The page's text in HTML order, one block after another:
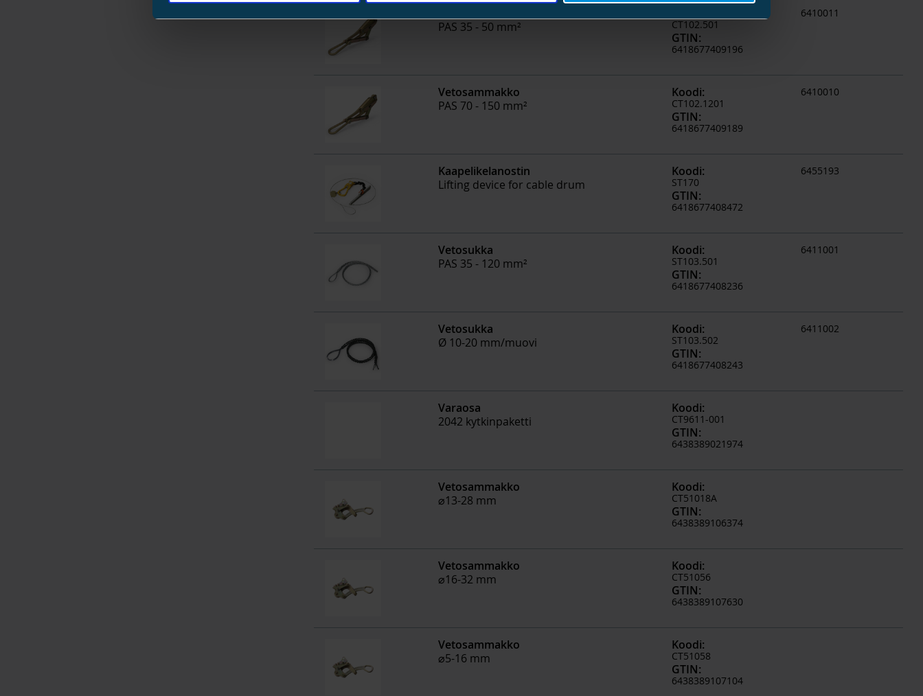
PAS 35 - 50 mm²
CT102.501
GTIN:
6418677409196
6410011
Vetosammakko
PAS 70 - 150 mm²
Koodi:
CT102.1201
GTIN:
6418677409189
6410010
Kaapelikelanostin
Lifting device for cable drum
Koodi:
ST170
GTIN:
6418677408472
6455193
Vetosukka
PAS 35 - 120 mm²
Koodi:
ST103.501
GTIN:
6418677408236
6411001
Vetosukka
Ø 10-20 mm/muovi
Koodi:
ST103.502
GTIN:
6418677408243
6411002
Varaosa
2042 kytkinpaketti
Koodi:
CT9611-001
GTIN:
6438389021974
Vetosammakko
⌀13-28 mm
Koodi:
CT51018A
GTIN:
6438389106374
Vetosammakko
⌀16-32 mm
Koodi:
CT51056
GTIN:
6438389107630
Vetosammakko
⌀5-16 mm
Koodi:
CT51058
GTIN:
6438389107104